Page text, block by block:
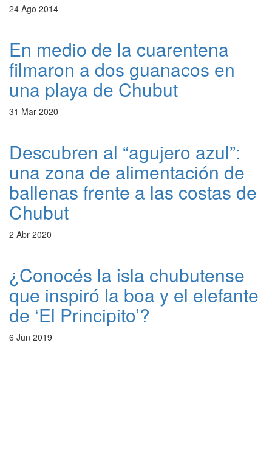
24 Ago 2014
En medio de la cuarentena
filmaron a dos guanacos en
una playa de Chubut
31 Mar 2020
Descubren al “agujero azul”:
una zona de alimentación de
ballenas frente a las costas de
Chubut
2 Abr 2020
¿Conocés la isla chubutense
que inspiró la boa y el elefante
de ‘El Principito’?
6 Jun 2019